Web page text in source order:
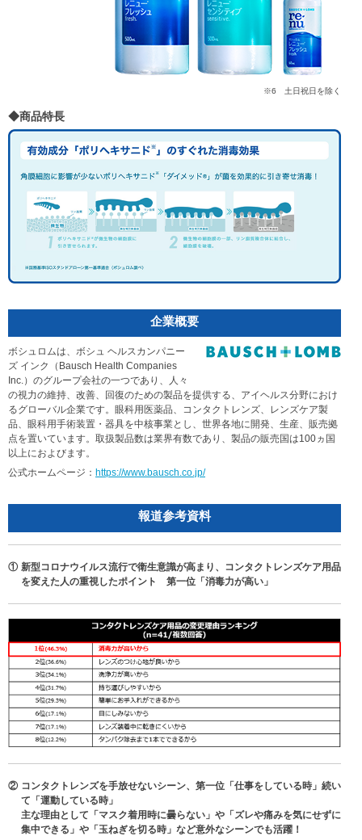
※6 土日祝日を除く
◆商品特長
企業概要
ボシュロムは、ボシュ ヘルスカンパニー
ズ インク（Bausch Health Companies
Inc.）のグループ会社の一つであり、人々
の視力の維持、改善、回復のための製品を提供する、アイヘルス分野におけ
るグローバル企業です。眼科用医薬品、コンタクトレンズ、レンズケア製
品、眼科用手術装置・器具を中核事業とし、世界各地に開発、生産、販売拠
点を置いています。取扱製品数は業界有数であり、製品の販売国は100ヵ国
以上におよびます。
公式ホームページ： https://www.bausch.co.jp/
報道参考資料
① 新型コロナウイルス流行で衛生意識が高まり、コンタクトレンズケア用品
を変えた人の重視したポイント 第一位「消毒力が高い」
② コンタクトレンズを手放せないシーン、第一位「仕事をしている時」続い
て「運動している時」
主な理由として「マスク着用時に曇らない」や「ズレや痛みを気にせずに
集中できる」や「玉ねぎを切る時」など意外なシーンでも活躍！